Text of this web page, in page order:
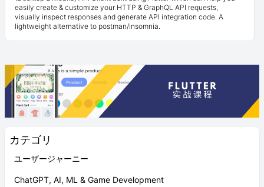
カテゴリ
ユーザージャーニー
ChatGPT, AI, ML & Game Development
easily create & customize your HTTP & GraphQL API requests,
visually inspect responses and generate API integration code. A
lightweight alternative to postman/insomnia.